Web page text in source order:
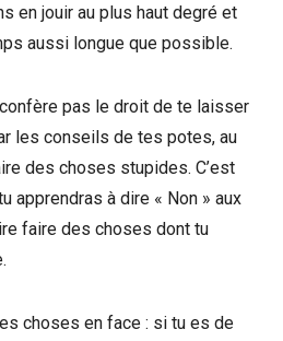
en jouir au plus haut degré et
aussi longue que possible.
pas le droit de te laisser
les conseils de tes potes, au
des choses stupides. C’est
apprendras à dire « Non » aux
faire des choses dont tu
choses en face : si tu es de